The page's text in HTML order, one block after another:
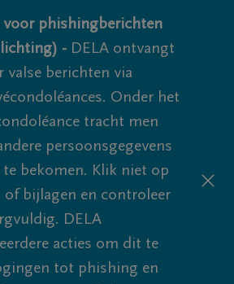
voor phishingberichten
- DELA ontvangt
valse berichten via
Onder het
tracht men
persoonsgegevens
bekomen. Klik niet op
of bijlagen en controleer
DELA
acties om dit te
tot phishing en